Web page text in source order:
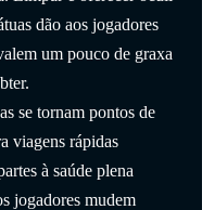
dão aos jogadores
um pouco de graxa
se tornam pontos de
viagens rápidas
à saúde plena
jogadores mudem